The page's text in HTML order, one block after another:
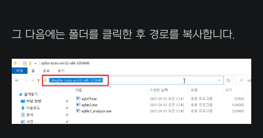
그 다음에는 폴더를 클릭한 후 경로를 복사합니다.